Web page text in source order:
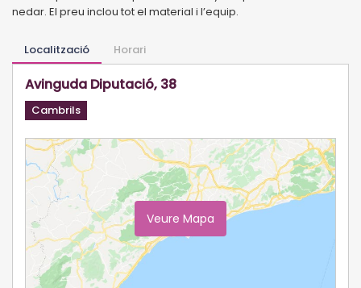
nedar. El preu inclou tot el material i l’equip.
Localització Horari
Avinguda Diputació, 38
Cambrils
Veure Mapa